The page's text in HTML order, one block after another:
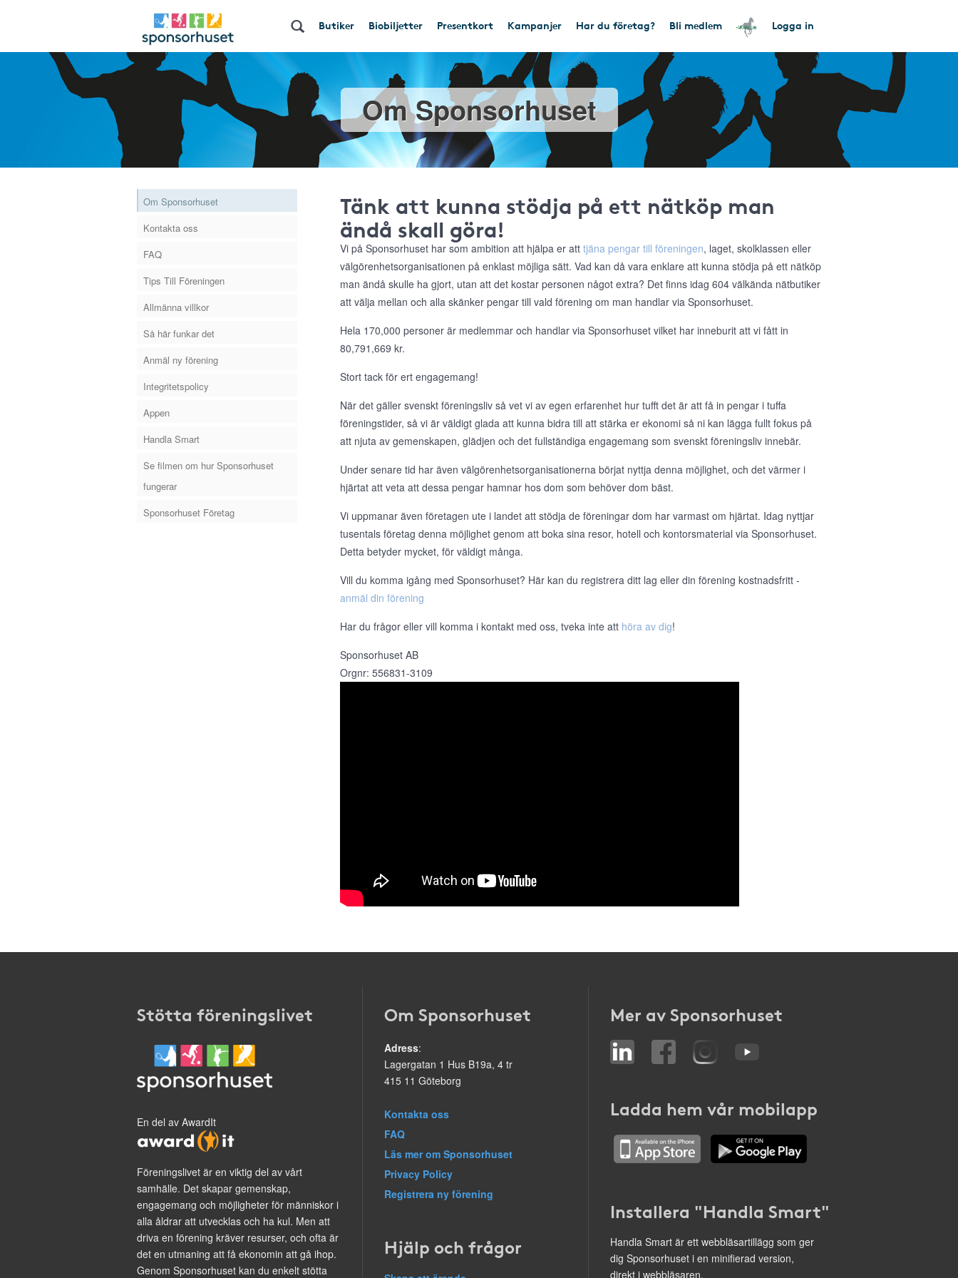
Butiker Biobiljetter Presentkort Kampanjer Har du företag? Bli medlem Logga in
Om Sponsorhuset
Om Sponsorhuset
Kontakta oss
FAQ
Tips Till Föreningen
Allmänna villkor
Så här funkar det
Anmäl ny förening
Integritetspolicy
Appen
Handla Smart
Se filmen om hur Sponsorhuset
fungerar
Sponsorhuset Företag
Tänk att kunna stödja på ett nätköp man
ändå skall göra!
Vi på Sponsorhuset har som ambition att hjälpa er att tjäna pengar till föreningen, laget, skolklassen eller
välgörenhetsorganisationen på enklast möjliga sätt. Vad kan då vara enklare att kunna stödja på ett nätköp
man ändå skulle ha gjort, utan att det kostar personen något extra? Det finns idag 604 välkända nätbutiker
att välja mellan och alla skänker pengar till vald förening om man handlar via Sponsorhuset.
Hela 170,000 personer är medlemmar och handlar via Sponsorhuset vilket har inneburit att vi fått in
80,791,669 kr.
Stort tack för ert engagemang!
När det gäller svenskt föreningsliv så vet vi av egen erfarenhet hur tufft det är att få in pengar i tuffa
föreningstider, så vi är väldigt glada att kunna bidra till att stärka er ekonomi så ni kan lägga fullt fokus på
att njuta av gemenskapen, glädjen och det fullständiga engagemang som svenskt föreningsliv innebär.
Under senare tid har även välgörenhetsorganisationerna börjat nyttja denna möjlighet, och det värmer i
hjärtat att veta att dessa pengar hamnar hos dom som behöver dom bäst.
Vi uppmanar även företagen ute i landet att stödja de föreningar dom har varmast om hjärtat. Idag nyttjar
tusentals företag denna möjlighet genom att boka sina resor, hotell och kontorsmaterial via Sponsorhuset.
Detta betyder mycket, för väldigt många.
Vill du komma igång med Sponsorhuset? Här kan du registrera ditt lag eller din förening kostnadsfritt -
anmäl din förening
Har du frågor eller vill komma i kontakt med oss, tveka inte att höra av dig!
Sponsorhuset AB
Orgnr: 556831-3109
Stötta föreningslivet
En del av AwardIt
Föreningslivet är en viktig del av vårt
samhälle. Det skapar gemenskap,
engagemang och möjligheter för människor i
alla åldrar att utvecklas och ha kul. Men att
driva en förening kräver resurser, och ofta är
det en utmaning att få ekonomin att gå ihop.
Genom Sponsorhuset kan du enkelt stötta
Om Sponsorhuset
Adress:
Lagergatan 1 Hus B19a, 4 tr
415 11 Göteborg
Kontakta oss
FAQ
Läs mer om Sponsorhuset
Privacy Policy
Registrera ny förening
Hjälp och frågor
Mer av Sponsorhuset
Ladda hem vår mobilapp
Installera "Handla Smart"
Handla Smart är ett webbläsartillägg som ger
dig Sponsorhuset i en minifierad version,
direkt i webbläsaren.